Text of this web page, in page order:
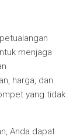
menjaga
harga, dan
yang tidak
Anda dapat